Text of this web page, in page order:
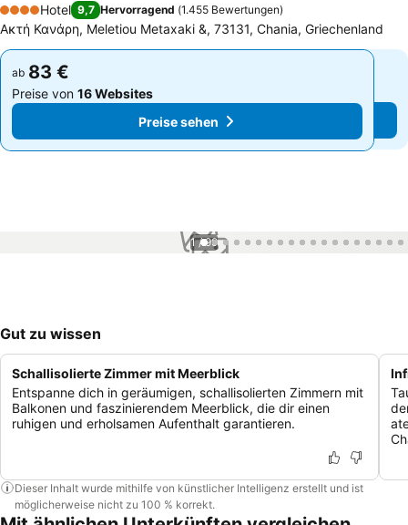
4 Sterne
Hotel 9,7 Hervorragend (1.455 Bewertungen)
Ακτή Κανάρη, Meletiou Metaxaki &, 73131, Chania, Griechenland
ab 83 €
Preise von 16 Websites
Preise sehen
ab 83 €
Preise von 16 Websites
Preise sehen
1 / 99
Gut zu wissen
Schallisolierte Zimmer mit Meerblick
Entspanne dich in geräumigen, schallisolierten Zimmern mit
Balkonen und faszinierendem Meerblick, die dir einen
ruhigen und erholsamen Aufenthalt garantieren.
Dieser Inhalt wurde mithilfe von künstlicher Intelligenz erstellt und ist
möglicherweise nicht zu 100 % korrekt.